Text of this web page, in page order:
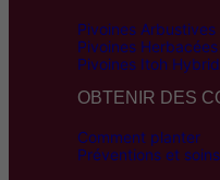
Pivoines Arbustives
Pivoines Herbacées
Pivoines Itoh
OBTENIR DES
Comment planter
Préventions et soins